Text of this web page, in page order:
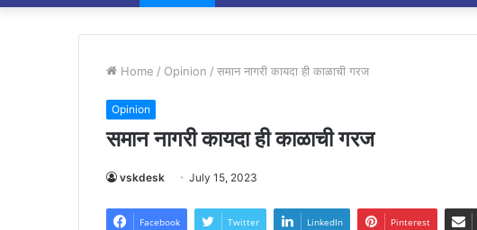
Home / Opinion / समान नागरी कायदा ही काळाची गरज
Opinion
समान नागरी कायदा ही काळाची गरज
vskdesk July 15, 2023
Facebook Twitter LinkedIn Pinterest